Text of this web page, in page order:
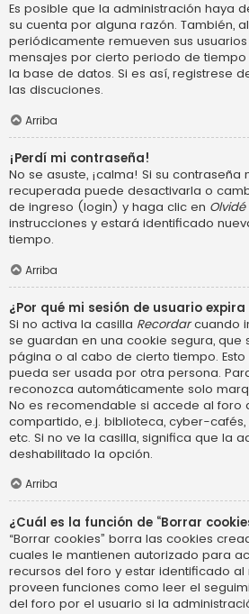
Es posible que la administración haya
su cuenta por alguna razón. También,
periódicamente remueven sus
mensajes por cierto periodo de
la base de datos. Si es así, registrese
las discuciones.
Arriba
¡Perdí mi contraseña!
No se asuste, ¡calma! Si su contraseña
recuperada puede desactivarla o
de ingreso (login) y haga clic en
instrucciones y estará identificado
tiempo.
Arriba
¿Por qué mi sesión de usuario
Si no activa la casilla Recordarcuando
se guardan en una cookie segura, que
página o al cabo de cierto tiempo.
pueda ser usada por otra persona.
reconozca automáticamente solo
No es recomendable si accede al foro
compartido, e.j. biblioteca, cyber-cafés,
etc. Si no ve la casilla, significa que la
deshabilitado la opción.
Arriba
¿Cuál es la función de “Borrar
“Borrar cookies” borra las cookies
cuales le mantienen autorizado para
recursos del foro y estar identificado al
proveen funciones como leer el
del foro por el usuario si la